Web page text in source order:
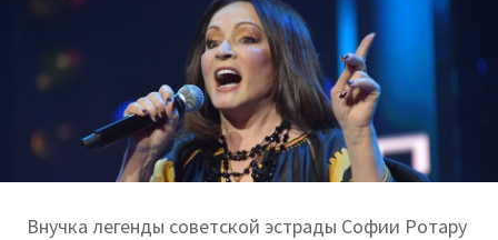
Внучка легенды советской эстрады Софии Ротару